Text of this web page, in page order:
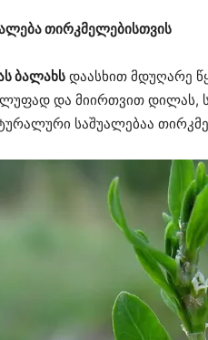
თირკმელებისთვის
ბალახს დაასხით მდუღარე
და მიირთვით დილას,
საშუალებაა